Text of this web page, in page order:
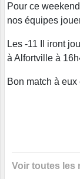
Pour ce
nos équipes
Les -11 II iront
à Alfortville à
Bon match à
Voir toutes les